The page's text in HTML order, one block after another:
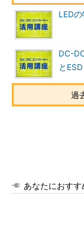
LED
DC-
とESD
過
あなたにおすす